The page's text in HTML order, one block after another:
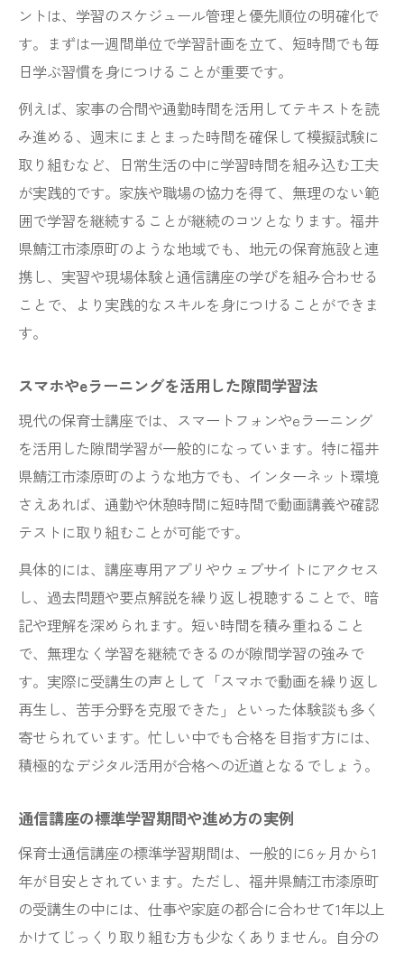
ントは、学習のスケジュール管理と優先順位の明確化で
す。まずは一週間単位で学習計画を立て、短時間でも毎
日学ぶ習慣を身につけることが重要です。
例えば、家事の合間や通勤時間を活用してテキストを読
み進める、週末にまとまった時間を確保して模擬試験に
取り組むなど、日常生活の中に学習時間を組み込む工夫
が実践的です。家族や職場の協力を得て、無理のない範
囲で学習を継続することが継続のコツとなります。福井
県鯖江市漆原町のような地域でも、地元の保育施設と連
携し、実習や現場体験と通信講座の学びを組み合わせる
ことで、より実践的なスキルを身につけることができま
す。
スマホやeラーニングを活用した隙間学習法
現代の保育士講座では、スマートフォンやeラーニング
を活用した隙間学習が一般的になっています。特に福井
県鯖江市漆原町のような地方でも、インターネット環境
さえあれば、通勤や休憩時間に短時間で動画講義や確認
テストに取り組むことが可能です。
具体的には、講座専用アプリやウェブサイトにアクセス
し、過去問題や要点解説を繰り返し視聴することで、暗
記や理解を深められます。短い時間を積み重ねること
で、無理なく学習を継続できるのが隙間学習の強みで
す。実際に受講生の声として「スマホで動画を繰り返し
再生し、苦手分野を克服できた」といった体験談も多く
寄せられています。忙しい中でも合格を目指す方には、
積極的なデジタル活用が合格への近道となるでしょう。
通信講座の標準学習期間や進め方の実例
保育士通信講座の標準学習期間は、一般的に6ヶ月から1
年が目安とされています。ただし、福井県鯖江市漆原町
の受講生の中には、仕事や家庭の都合に合わせて1年以上
かけてじっくり取り組む方も少なくありません。自分の